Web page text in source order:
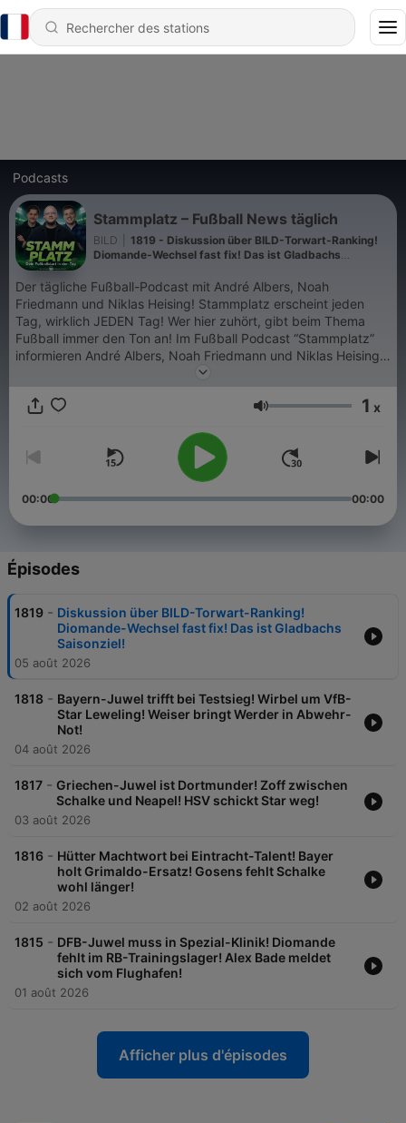
Podcasts
Stammplatz – Fußball News täglich
BILD
1819 - Diskussion über BILD-Torwart-Ranking!
Diomande-Wechsel fast fix! Das ist Gladbachs
Der tägliche Fußball-Podcast mit André Albers, Noah
Friedmann und Niklas Heising! Stammplatz erscheint jeden
Tag, wirklich JEDEN Tag! Wer hier zuhört, gibt beim Thema
Fußball immer den Ton an! Im Fußball Podcast “Stammplatz”
informieren André Albers, Noah Friedmann und Niklas Heising
launig über die Themen des Tages, egal ob Bundesliga,
Stadien, Trainingsplätzen und Kabinen, die in Deutschland so
Sie bieten dadurch die besten Einblicke in die Welt des
Fußballs, stellen steile Thesen auf und bieten interessante
Diskussionen zur schönsten Nebensache der Welt – dem
Fußball. “Stammplatz” ist ein Muss für jeden
jeder Fan braucht! Du möchtest mehr über unsere
https://linktr.ee/stammplatz_podcast
Volume 1 x
00:00 00:00
Épisodes
1819 - Diskussion über BILD-Torwart-Ranking!
Diomande-Wechsel fast fix! Das ist Gladbachs
Saisonziel!
05 août 2026
1818 - Bayern-Juwel trifft bei Testsieg! Wirbel um VfB-
Star Leweling! Weiser bringt Werder in Abwehr-
Not!
04 août 2026
1817 - Griechen-Juwel ist Dortmunder! Zoff zwischen
Schalke und Neapel! HSV schickt Star weg!
03 août 2026
1816 - Hütter Machtwort bei Eintracht-Talent! Bayer
holt Grimaldo-Ersatz! Gosens fehlt Schalke
wohl länger!
02 août 2026
1815 - DFB-Juwel muss in Spezial-Klinik! Diomande
fehlt im RB-Trainingslager! Alex Bade meldet
sich vom Flughafen!
01 août 2026
Afficher plus d'épisodes